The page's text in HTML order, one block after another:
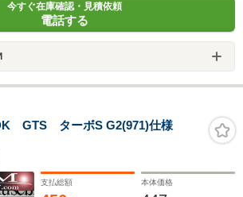
今すぐ在庫確認・見積依頼
電話する
GTS ターボS G2(971)仕様
支払総額 本体価格